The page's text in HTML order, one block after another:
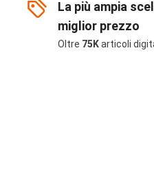
La più ampia
miglior prezzo
Oltre 75Karticoli